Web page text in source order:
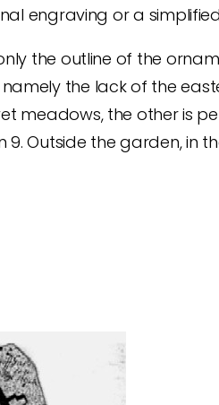
engraving or a
the outline of the
the lack of the
meadows, the other is
Outside the garden, in